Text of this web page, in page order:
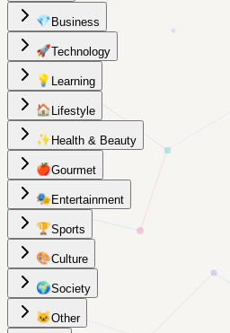
💎 Business
🚀Technology
💡 Learning
🏠 Lifestyle
✨ Health & Beauty
🍎Gourmet
🎭 Entertainment
🏆Sports
🎨Culture
🌍Society
🐱Other